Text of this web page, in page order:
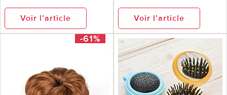
Voir l’article Voir l’article
-61%